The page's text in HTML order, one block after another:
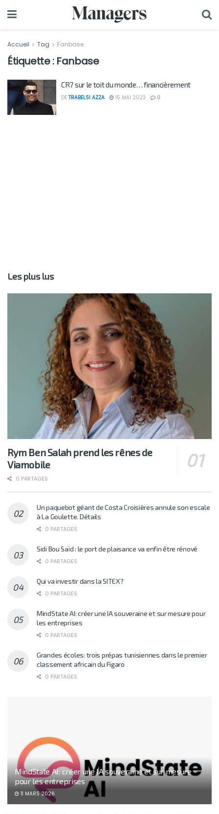
Accueil Tag Fanbase
Étiquette : Fanbase
CR7 sur le toit du monde… financièrement
DE TRABELSI AZZA 15 MAI 2023 0
Les plus lus
Rym Ben Salah prend les rênes de
Viamobile
0 PARTAGES
Un paquebot géant de Costa Croisières annule son escale
à La Goulette. Détails
0 PARTAGES
Sidi Bou Saïd : le port de plaisance va enfin être rénové
0 PARTAGES
Qui va investir dans la SITEX?
0 PARTAGES
MindState AI: créer une IA souveraine et sur mesure pour
les entreprises
0 PARTAGES
Grandes écoles: trois prépas tunisiennes dans le premier
classement africain du Figaro
0 PARTAGES
MindState AI: créer une IA souveraine et sur mesure
pour les entreprises
11 MARS 2026